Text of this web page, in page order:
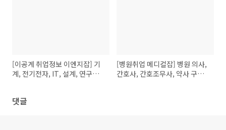
[이공계 취업정보 이엔지잡] 기
계, 전기전자, IT, 설계, 연구개
[병원취업 메디컬잡] 병원 의사,
간호사, 간호조무사, 약사 구인
댓글